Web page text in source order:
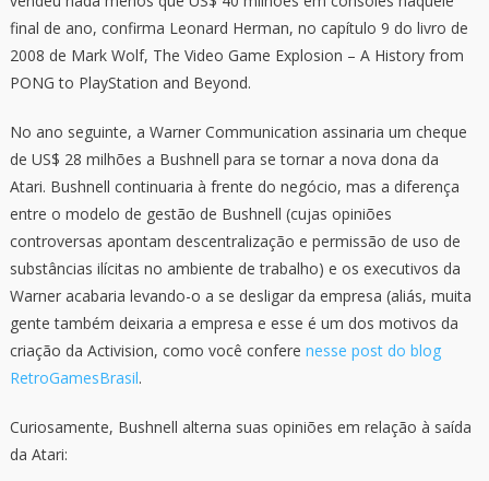
final de ano, confirma Leonard Herman, no capítulo 9 do livro de
2008 de Mark Wolf, The Video Game Explosion – A History from
PONG to PlayStation and Beyond.
No ano seguinte, a Warner Communication assinaria um cheque
de US$ 28 milhões a Bushnell para se tornar a nova dona da
Atari. Bushnell continuaria à frente do negócio, mas a diferença
entre o modelo de gestão de Bushnell (cujas opiniões
controversas apontam descentralização e permissão de uso de
substâncias ilícitas no ambiente de trabalho) e os executivos da
Warner acabaria levando-o a se desligar da empresa (aliás, muita
gente também deixaria a empresa e esse é um dos motivos da
criação da Activision, como você confere nesse post do blog
RetroGamesBrasil.
Curiosamente, Bushnell alterna suas opiniões em relação à saída
da Atari: